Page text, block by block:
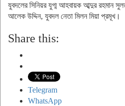
যুবদলের সিনিয়র যুগ্ম আহবায়ক আব্দুর রহমান
আলেক উদ্দিন, যুবদল নেতা মিলন মিয়া প্রমূখ।
Share this:
Telegram
WhatsApp